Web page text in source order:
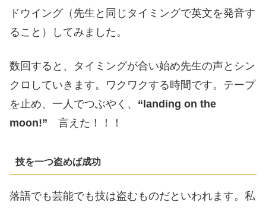
ドウイング（先生と同じタイミングで英文を発音す
ること）してみました。
数回すると、タイミングが合い始め先生の声とシン
クロしていきます。ワクワクする時間です。テープ
を止め、一人でつぶやく、 “landing on the
moon!” 言えた！！！
技を一つ盗めば成功
落語でも芸能でも技は盗むものだといわれます。私